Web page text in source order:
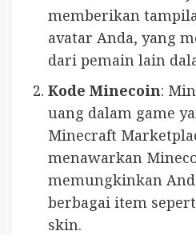
memberikan
avatar Anda, yang
dari pemain lain
Kode Minecoin:
uang dalam game
Minecraft
menawarkan
memungkinkan
berbagai item
skin.